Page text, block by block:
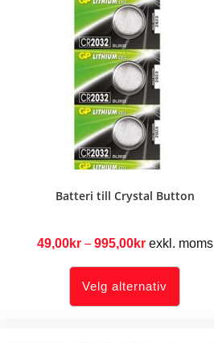
Batteri till Crystal Button
49,00kr – 995,00krPrisområde:
49,00kr
til
exkl. moms
Velg alternativ
Dette
flere